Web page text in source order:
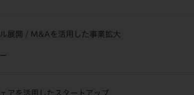
展開 / M&Aを活用した事業拡大
アを活用したスタートアップ